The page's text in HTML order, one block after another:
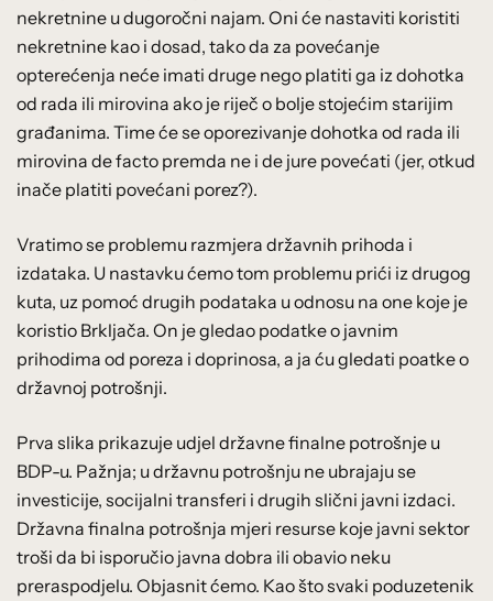
nekretnine u dugoročni najam. Oni će nastaviti koristiti
nekretnine kao i dosad, tako da za povećanje
opterećenja neće imati druge nego platiti ga iz dohotka
od rada ili mirovina ako je riječ o bolje stojećim starijim
građanima. Time će se oporezivanje dohotka od rada ili
mirovina de facto premda ne i de jure povećati (jer, otkud
inače platiti povećani porez?).
Vratimo se problemu razmjera državnih prihoda i
izdataka. U nastavku ćemo tom problemu prići iz drugog
kuta, uz pomoć drugih podataka u odnosu na one koje je
koristio Brkljača. On je gledao podatke o javnim
prihodima od poreza i doprinosa, a ja ću gledati poatke o
državnoj potrošnji.
Prva slika prikazuje udjel državne finalne potrošnje u
BDP-u. Pažnja; u državnu potrošnju ne ubrajaju se
investicije, socijalni transferi i drugih slični javni izdaci.
Državna finalna potrošnja mjeri resurse koje javni sektor
troši da bi isporučio javna dobra ili obavio neku
preraspodjelu. Objasnit ćemo. Kao što svaki poduzetenik